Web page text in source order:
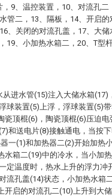
，9、温控装置，10、对流孔二
管二，13、隔板，14、开启的
、关闭的对流孔盖，17、大储
19、小加热水箱二，20、T型
从进水管(15)注入大储水箱(17)
球装置(5)上浮，浮球装置(5)
瓷顶棍(6)，陶瓷顶棍(6)压迫电
和送电片(8)接触通电，当按
一(1)和加热器二(2)开始加热
水箱二(19)中的冷水，当小加
定温度时，热水上升的浮力冲
流孔盖(14)状态，小加热水箱
开启的对流孔二(10)上升到大储